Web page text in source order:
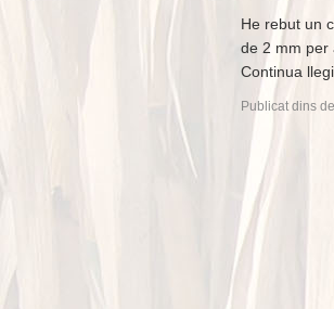
He rebut un
de 2 mm per
Continua
Publicat dins de